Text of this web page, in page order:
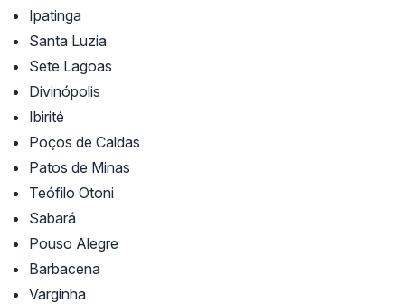
Ipatinga
Santa Luzia
Sete Lagoas
Divinópolis
Ibirité
Poços de Caldas
Patos de Minas
Teófilo Otoni
Sabará
Pouso Alegre
Barbacena
Varginha